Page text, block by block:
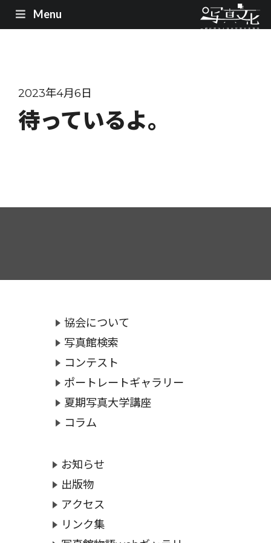
Menu
2023年4月6日
待っているよ。
協会について
写真館検索
コンテスト
ポートレートギャラリー
夏期写真大学講座
コラム
お知らせ
出版物
アクセス
リンク集